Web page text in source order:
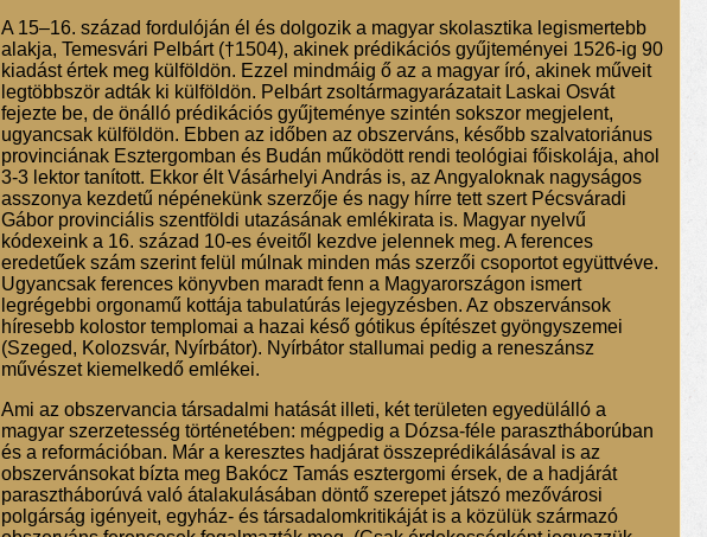
A 15–16. század fordulóján él és dolgozik a magyar skolasztika legismertebb
alakja, Temesvári Pelbárt (†1504), akinek prédikációs gyűjteményei 1526-ig 90
kiadást értek meg külföldön. Ezzel mindmáig ő az a magyar író, akinek műveit
legtöbbször adták ki külföldön. Pelbárt zsoltármagyarázatait Laskai Osvát
fejezte be, de önálló prédikációs gyűjteménye szintén sokszor megjelent,
ugyancsak külföldön. Ebben az időben az obszerváns, később szalvatoriánus
provinciának Esztergomban és Budán működött rendi teológiai főiskolája, ahol
3-3 lektor tanított. Ekkor élt Vásárhelyi András is, az Angyaloknak nagyságos
asszonya kezdetű népénekünk szerzője és nagy hírre tett szert Pécsváradi
Gábor provinciális szentföldi utazásának emlékirata is. Magyar nyelvű
kódexeink a 16. század 10-es éveitől kezdve jelennek meg. A ferences
eredetűek szám szerint felül múlnak minden más szerzői csoportot együttvéve.
Ugyancsak ferences könyvben maradt fenn a Magyarországon ismert
legrégebbi orgonamű kottája tabulatúrás lejegyzésben. Az obszervánsok
híresebb kolostor templomai a hazai késő gótikus építészet gyöngyszemei
(Szeged, Kolozsvár, Nyírbátor). Nyírbátor stallumai pedig a reneszánsz
művészet kiemelkedő emlékei.
Ami az obszervancia társadalmi hatását illeti, két területen egyedülálló a
magyar szerzetesség történetében: mégpedig a Dózsa-féle parasztháborúban
és a reformációban. Már a keresztes hadjárat összeprédikálásával is az
obszervánsokat bízta meg Bakócz Tamás esztergomi érsek, de a hadjárát
parasztháborúvá való átalakulásában döntő szerepet játszó mezővárosi
polgárság igényeit, egyház- és társadalomkritikáját is a közülük származó